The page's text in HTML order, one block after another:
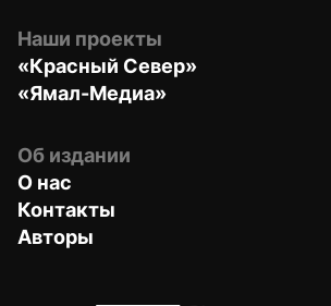
Наши проекты
«Красный Север»
«Ямал-Медиа»
Об издании
О нас
Контакты
Авторы